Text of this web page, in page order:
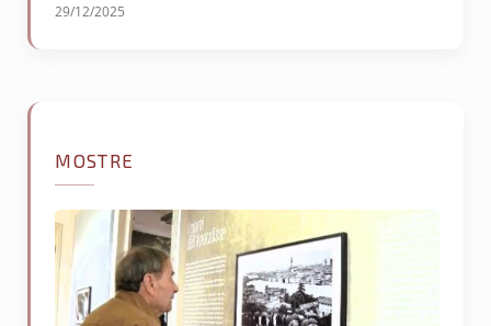
29/12/2025
MOSTRE